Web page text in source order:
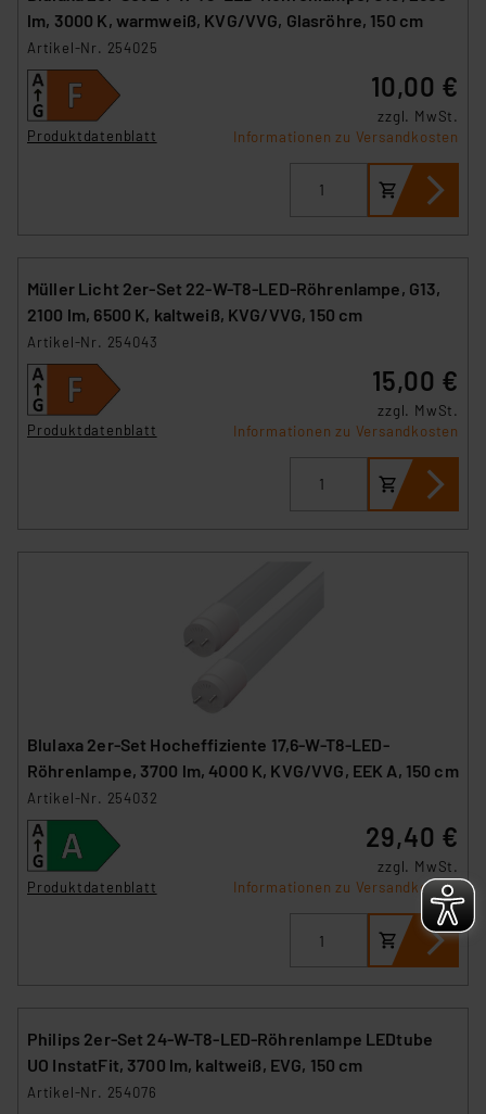
Angemessenheitsbeschluss der EU. Dies bedeutet,
besteht etwa das Risiko, dass US-Behörden
personenbezogene Daten in
Überwachungsprogrammen verarbeiten, ohne dass
hiergegen Klagemöglichkeiten für Europäer bestehen.
Unsere Kooperation mit diesen Dienstleistern stützt
sich auf die Standarddatenschutzklauseln der
insbesondere der Art der übermittelten Daten,
verbundenen Risiken.“
Impressum
lm, 3000 K, warmweiß, KVG/VVG, Glasröhre, 150 cm
Artikel-Nr. 254025
Produktdatenblatt
10,00 €
zzgl. MwSt.
Informationen zu Versandkosten
Müller Licht 2er-Set 22-W-T8-LED-Röhrenlampe, G13,
2100 lm, 6500 K, kaltweiß, KVG/VVG, 150 cm
Artikel-Nr. 254043
Produktdatenblatt
15,00 €
zzgl. MwSt.
Informationen zu Versandkosten
Blulaxa 2er-Set Hocheffiziente 17,6-W-T8-LED-
Röhrenlampe, 3700 lm, 4000 K, KVG/VVG, EEK A, 150 cm
Artikel-Nr. 254032
Produktdatenblatt
29,40 €
zzgl. MwSt.
Informationen zu Versandkosten
Philips 2er-Set 24-W-T8-LED-Röhrenlampe LEDtube
UO InstatFit, 3700 lm, kaltweiß, EVG, 150 cm
Artikel-Nr. 254076